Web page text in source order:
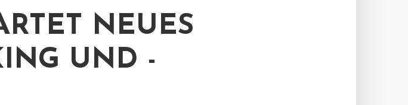
NEUES
UND -